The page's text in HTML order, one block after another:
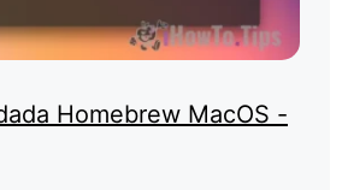
Homebrew MacOS -